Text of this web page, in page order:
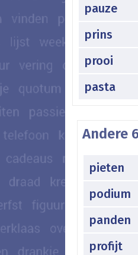
pauze
prins
prooi
pasta
Andere
pieten
podium
panden
profijt